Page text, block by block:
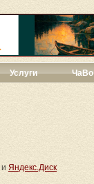
Услуги ЧаВо
и Яндекс.Диск